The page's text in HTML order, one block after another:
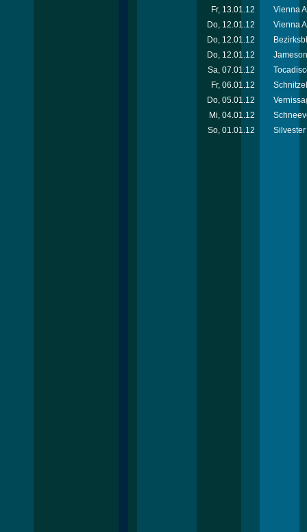
Fr, 13.01.12
Vienna
Do, 12.01.12
Vienna
Do, 12.01.12
Do, 12.01.12
Sa, 07.01.12
Fr, 06.01.12
Do, 05.01.12
Mi, 04.01.12
So, 01.01.12